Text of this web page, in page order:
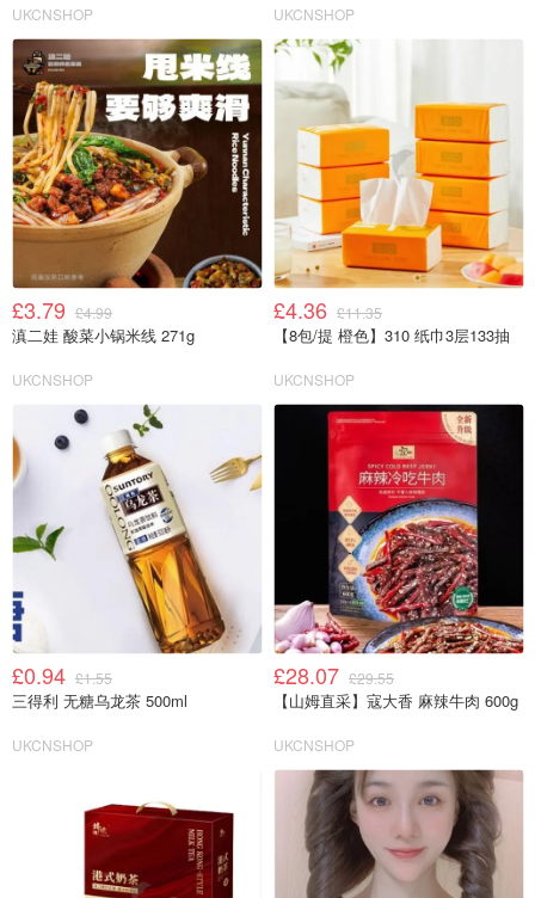
UKCNSHOP UKCNSHOP
£3.79 £4.99
滇二娃 酸菜小锅米线 271g
UKCNSHOP
£4.36 £11.35
【8包/提 橙色】310 纸巾3层133抽
UKCNSHOP
£0.94 £1.55
三得利 无糖乌龙茶 500ml
UKCNSHOP
£28.07 £29.55
【山姆直采】寇大香 麻辣牛肉 600g
UKCNSHOP